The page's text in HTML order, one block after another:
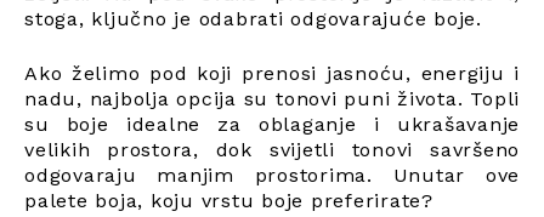
stoga, ključno je odabrati odgovarajuće boje.
Ako želimo pod koji prenosi jasnoću, energiju i
nadu, najbolja opcija su tonovi puni života. Topli
su boje idealne za oblaganje i ukrašavanje
velikih prostora, dok svijetli tonovi savršeno
odgovaraju manjim prostorima. Unutar ove
palete boja, koju vrstu boje preferirate?